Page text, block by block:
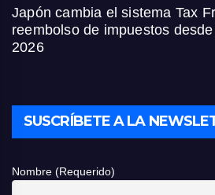
Japón cambia el sistema Tax
reembolso de impuestos
2026
SUSCRÍBETE A LA
Nombre (Requerido)